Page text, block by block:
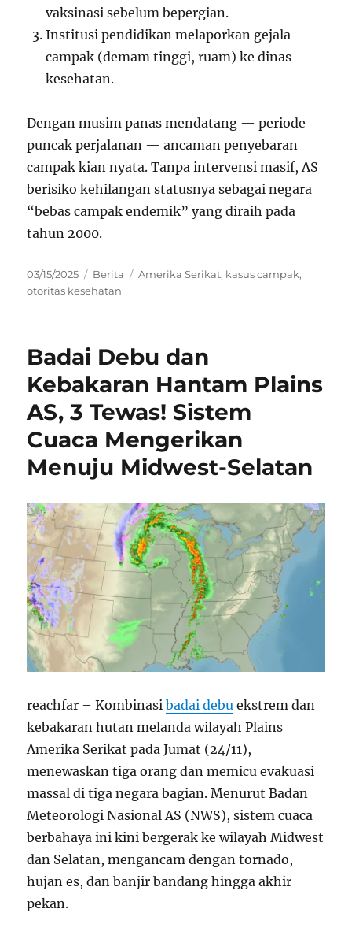
vaksinasi sebelum bepergian.
Institusi pendidikan melaporkan gejala
campak (demam tinggi, ruam) ke dinas
kesehatan.
Dengan musim panas mendatang — periode
puncak perjalanan — ancaman penyebaran
campak kian nyata. Tanpa intervensi masif, AS
berisiko kehilangan statusnya sebagai negara
“bebas campak endemik” yang diraih pada
tahun 2000.
Posted
on
03/15/2025 Categories
Berita Tags
Amerika Serikat, kasus campak,
otoritas kesehatan
Badai Debu dan
Kebakaran Hantam Plains
AS, 3 Tewas! Sistem
Cuaca Mengerikan
Menuju Midwest-Selatan
reachfar – Kombinasibadai debu ekstrem dan
kebakaran hutan melanda wilayah Plains
Amerika Serikat pada Jumat (24/11),
menewaskan tiga orang dan memicu evakuasi
massal di tiga negara bagian. Menurut Badan
Meteorologi Nasional AS (NWS), sistem cuaca
berbahaya ini kini bergerak ke wilayah Midwest
dan Selatan, mengancam dengan tornado,
hujan es, dan banjir bandang hingga akhir
pekan.